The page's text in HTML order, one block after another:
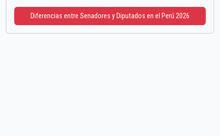
Diferencias entre Senadores y Diputados en el Perú 2026